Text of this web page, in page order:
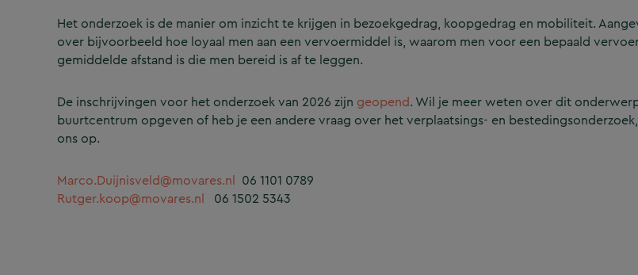
Het onderzoek is de manier om inzicht te krijgen in bezoekgedrag, koopgedrag en mobiliteit.
over bijvoorbeeld hoe loyaal men aan een vervoermiddel is, waarom men voor een bepaald
gemiddelde afstand is die men bereid is af te leggen.
De inschrijvingen voor het onderzoek van 2026 zijn geopend. Wil je meer weten over dit
buurtcentrum opgeven of heb je een andere vraag over het verplaatsings- en
ons op.
Marco.Duijnisveld@movares.nl 06 1101 0789
Rutger.koop@movares.nl 06 1502 5343